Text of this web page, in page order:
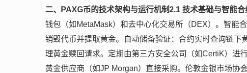
二、PAXG币的技术架构与运行机制2.1 技术基础与智能合
钱包（如MetaMask）和去中心化交易所（DEX）。智能
销毁代币并提取黄金。自动储备验证：合约实时查询链
理黄金赎回请求。定期由第三方安全公司（如CertiK）进
黄金供应商（如JP Morgan）直接采购。伦敦金银市场协